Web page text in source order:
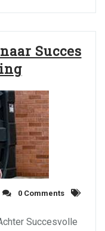
Succes
0 Comments
Succesvolle